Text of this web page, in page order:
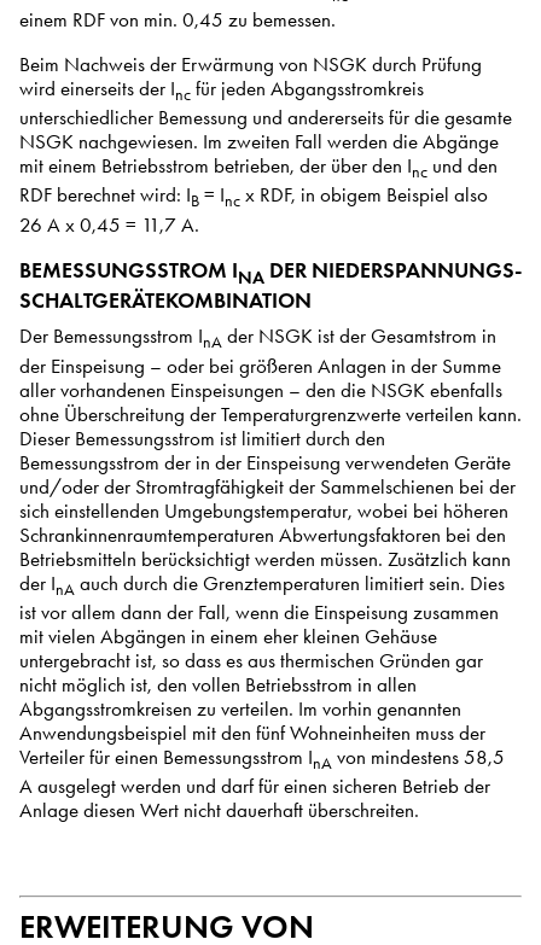
einem RDF von min. 0,45 zu bemessen.
Beim Nachweis der Erwärmung von NSGK durch Prüfung
wird einerseits der Inc für jeden Abgangsstromkreis
unterschiedlicher Bemessung und andererseits für die gesamte
NSGK nachgewiesen. Im zweiten Fall werden die Abgänge
mit einem Betriebsstrom betrieben, der über den Inc und den
RDF berechnet wird: IB = Inc x RDF, in obigem Beispiel also
26 A x 0,45 = 11,7 A.
BEMESSUNGSSTROM INA DER NIEDERSPANNUNGS-
SCHALTGERÄTEKOMBINATION
Der Bemessungsstrom InA der NSGK ist der Gesamtstrom in
der Einspeisung – oder bei größeren Anlagen in der Summe
aller vorhandenen Einspeisungen – den die NSGK ebenfalls
ohne Überschreitung der Temperaturgrenzwerte verteilen kann.
Dieser Bemessungsstrom ist limitiert durch den
Bemessungsstrom der in der Einspeisung verwendeten Geräte
und/oder der Stromtragfähigkeit der Sammelschienen bei der
sich einstellenden Umgebungstemperatur, wobei bei höheren
Schrankinnenraumtemperaturen Abwertungsfaktoren bei den
Betriebsmitteln berücksichtigt werden müssen. Zusätzlich kann
der InA auch durch die Grenztemperaturen limitiert sein. Dies
ist vor allem dann der Fall, wenn die Einspeisung zusammen
mit vielen Abgängen in einem eher kleinen Gehäuse
untergebracht ist, so dass es aus thermischen Gründen gar
nicht möglich ist, den vollen Betriebsstrom in allen
Abgangsstromkreisen zu verteilen. Im vorhin genannten
Anwendungsbeispiel mit den fünf Wohneinheiten muss der
Verteiler für einen Bemessungsstrom InA von mindestens 58,5
A ausgelegt werden und darf für einen sicheren Betrieb der
Anlage diesen Wert nicht dauerhaft überschreiten.
ERWEITERUNG VON